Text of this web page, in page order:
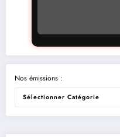
Nos émissions :